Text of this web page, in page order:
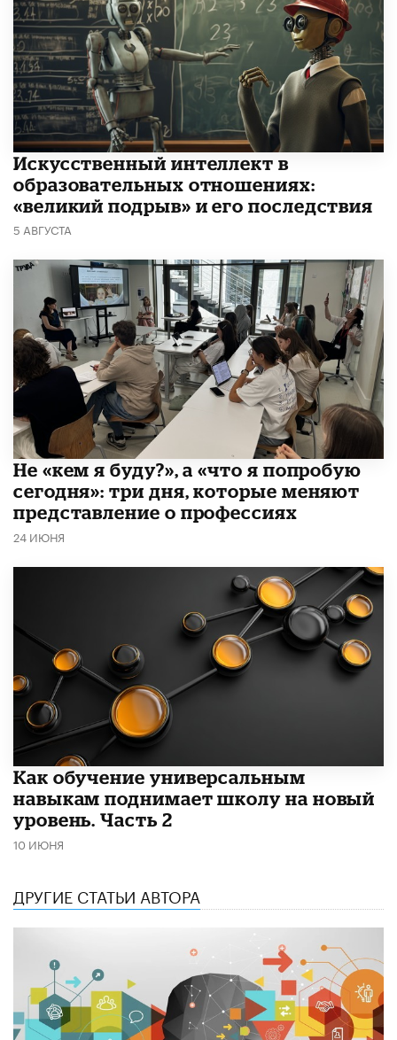
​Искусственный интеллект в
образовательных отношениях:
«великий подрыв» и его последствия
5 АВГУСТА
Не «кем я буду?», а «что я попробую
сегодня»: три дня, которые меняют
представление о профессиях
24 ИЮНЯ
​Как обучение универсальным
навыкам поднимает школу на новый
уровень. Часть 2
10 ИЮНЯ
ДРУГИЕ СТАТЬИ АВТОРА